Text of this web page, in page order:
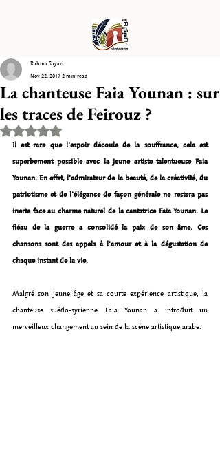
La chanteuse Faia Younan : sur
les traces de Feirouz ?
Rahma Sayari
Nov 22, 20172 min read
Rated NaN out of 5 stars.
Il est rare que l'espoir découle de la souffrance, cela est
superbement possible avec la jeune artiste talentueuse Faia
Younan. En effet, l’admirateur de la beauté, de la créativité, du
patriotisme et de l’élégance de façon générale ne restera pas
inerte face au charme naturel de la cantatrice Faia Younan. Le
fléau de la guerre a consolidé la paix de son âme. Ces
chansons sont des appels à l’amour et à la dégustation de
chaque instant de la vie.
Malgré son jeune âge et sa courte expérience artistique, la
chanteuse suédo-syrienne Faia Younan a introduit un
merveilleux changement au sein de la scène artistique arabe.